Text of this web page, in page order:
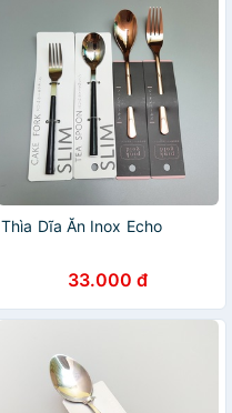
Thìa Dĩa Ăn Inox Echo
33.000 đ